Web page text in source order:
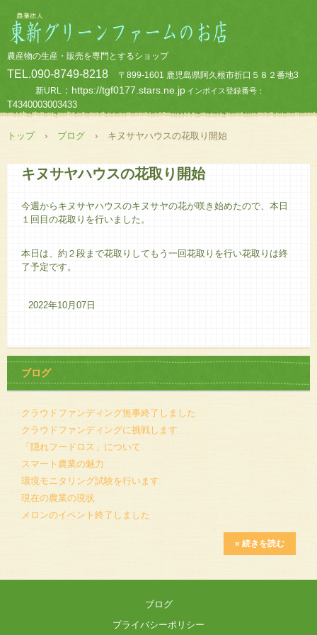
農産物の生産・販売を専門とするショップ
TEL.090-8749-8218
〒899-1601 鹿児島県阿久根市折口５８２番地3
新URL ：https://tgf0177.stars.ne.jp インボイス登録番号：
T4340003003433
トップ › ブログ › キヌサヤハウスの花取り開始
キヌサヤハウスの花取り開始
今週からキヌサヤハウスのキヌサヤの花が咲き始めたので、本日
１回目の花取りを行いました。
本日は、約２段まで花取りしてもう一回花取りを行い花取りは終
了予定です。
2022年10月07日
ブログ
クラウドファンディング無事終了しました
クラウドファンディングに挑戦します
「隠れフードロス」について
スマート農業の魅力
環境モニタリング試験を行います
現在の農業の現状
メロンのイベント終了しました
» 続きを読む
ブログ
プライバシーポリシー